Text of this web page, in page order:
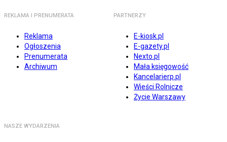
REKLAMA I PRENUMERATA
Reklama
Ogłoszenia
Prenumerata
Archiwum
PARTNERZY
E-kiosk.pl
E-gazety.pl
Nexto.pl
Mała księgowość
Kancelarierp.pl
Wieści Rolnicze
Życie Warszawy
NASZE WYDARZENIA